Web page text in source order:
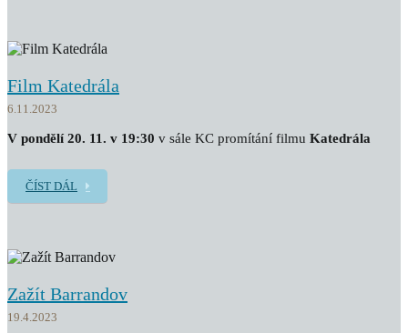
Film Katedrála
6.11.2023
V pondělí 20. 11. v 19:30 v sále KC promítání filmu Katedrála
ČÍST DÁL
Zažít Barrandov
19.4.2023